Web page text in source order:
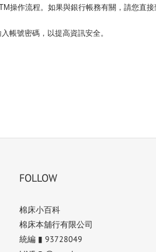
作流程。如果與銀行帳務有關，請您直
帳號密碼，以提高資訊安全。
FOLLOW
棉床小百科
棉床本舖行有限公司
統編 ▮ 93728049